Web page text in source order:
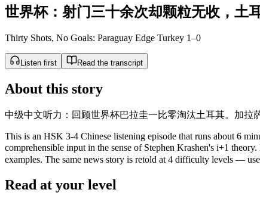
世界杯： 射门三十余次却颗粒无收 ， 土
Thirty Shots, No Goals: Paraguay Edge Turkey 1–0
Listen first Read the transcript
About this story
中级中文听力：回顾世界杯巴拉圭一比零淘汰土耳其。加拉
This is an HSK 3-4 Chinese listening episode that runs about 6
comprehensible input in the sense of Stephen Krashen's i+1
examples. The same news story is retold at 4 difficulty levels —
Read at your level